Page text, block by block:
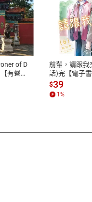
方式
用卡、LINE PAY、
of D
有聲
前輩，請跟我
話)完【電子書
$39
1 %